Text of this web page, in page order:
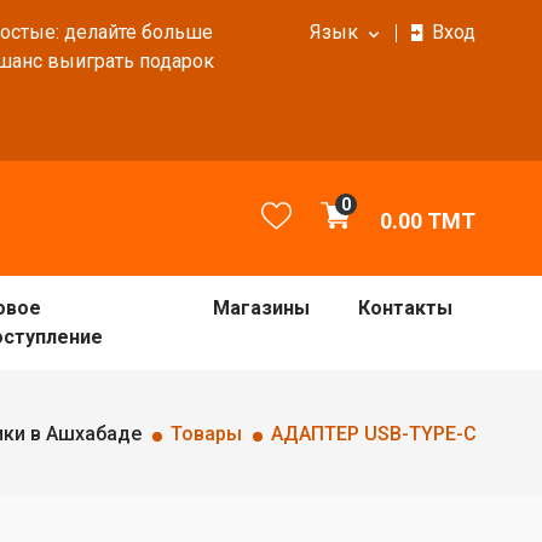
делайте больше
выиграть подарок
Язык Вход
0
0.00 TMT
Магазины Контакты
в Ашхабаде Товары АДАПТЕР USB-TYPE-C